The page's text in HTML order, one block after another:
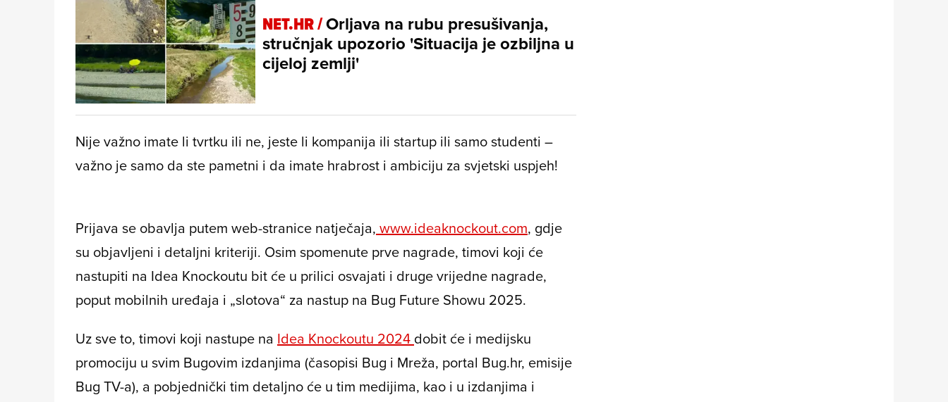
NET.HR /Orljava na rubu presušivanja,
stručnjak upozorio 'Situacija je ozbiljna u
cijeloj zemlji'
Nije važno imate li tvrtku ili ne, jeste li kompanija ili startup ili samo studenti –
važno je samo da ste pametni i da imate hrabrost i ambiciju za svjetski uspjeh!
Prijava se obavlja putem web-stranice natječaja, www.ideaknockout.com, gdje
su objavljeni i detaljni kriteriji. Osim spomenute prve nagrade, timovi koji će
nastupiti na Idea Knockoutu bit će u prilici osvajati i druge vrijedne nagrade,
poput mobilnih uređaja i „slotova“ za nastup na Bug Future Showu 2025.
Uz sve to, timovi koji nastupe na Idea Knockoutu 2024 dobit će i medijsku
promociju u svim Bugovim izdanjima (časopisi Bug i Mreža, portal Bug.hr, emisije
Bug TV-a), a pobjednički tim detaljno će u tim medijima, kao i u izdanjima i